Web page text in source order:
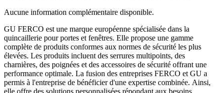
Aucune information complémentaire disponible.
GU FERCO est une marque européenne spécialisée dans la
quincaillerie pour portes et fenêtres. Elle propose une gamme
complète de produits conformes aux normes de sécurité les plus
élevées. Les produits incluent des serrures multipoints, des
charnières, des poignées et des accessoires de sécurité offrant une
performance optimale. La fusion des entreprises FERCO et GU a
permis à l'entreprise de bénéficier d'une expertise combinée. Ainsi,
elle offre des solutions personnalisées répondant aux besoins